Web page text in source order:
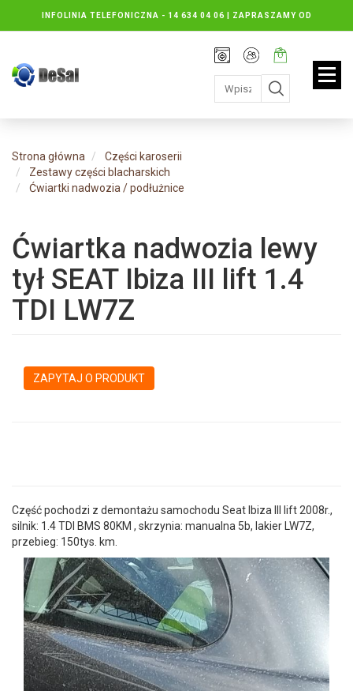
INFOLINIA TELEFONICZNA - 14 634 04 06 | ZAPRASZAMY OD
PONIEDZIAŁKU DO PIĄTKU : 8.30 DO 16.30, SOBOTY: 8.30 DO 13.00
Rejestracja
Moje
konto
Twój
koszyk:
jest
pusty
Strona główna
Części karoserii
Zestawy części blacharskich
Ćwiartki nadwozia / podłużnice
Ćwiartka nadwozia lewy
tył SEAT Ibiza III lift 1.4
TDI LW7Z
ZAPYTAJ O PRODUKT
Część pochodzi z demontażu samochodu Seat Ibiza III lift 2008r.,
silnik: 1.4 TDI BMS 80KM , skrzynia: manualna 5b, lakier LW7Z,
przebieg: 150tys. km.